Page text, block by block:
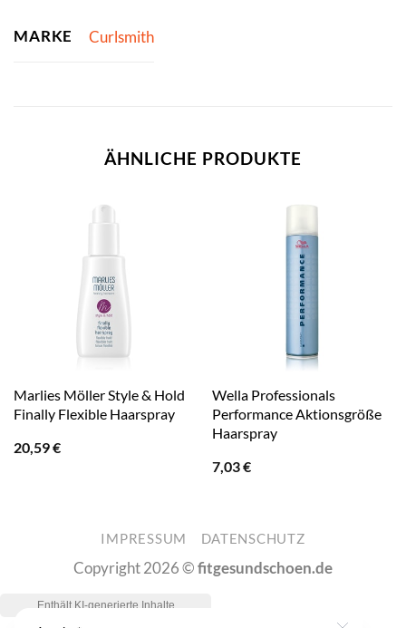
MARKE Curlsmith
ÄHNLICHE PRODUKTE
Marlies Möller Style & Hold
Finally Flexible Haarspray
20,59€
Wella Professionals
Performance Aktionsgröße
Haarspray
7,03€
IMPRESSUM DATENSCHUTZ
Copyright 2026 ©fitgesundschoen.de